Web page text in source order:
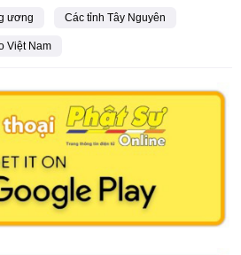
ương Các tỉnh Tây Nguyên
Việt Nam